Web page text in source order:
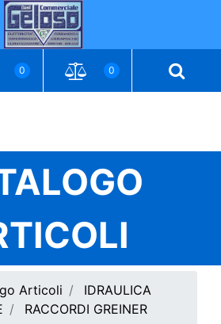
0 0
Articoli
IDRAULICA
RACCORDI GREINER